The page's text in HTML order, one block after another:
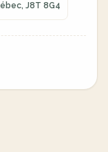
J8T 8G4